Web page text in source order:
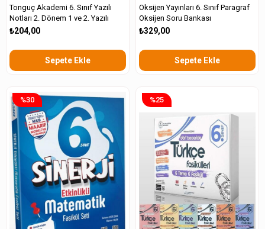
Tonguç Akademi 6. Sınıf Yazılı
Notları 2. Dönem 1 ve 2. Yazılı
₺204,00
Sepete Ekle
Oksijen Yayınları 6. Sınıf Paragraf
Oksijen Soru Bankası
₺329,00
Sepete Ekle
%30 %25